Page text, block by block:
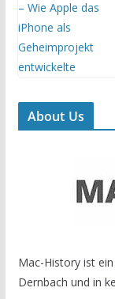
About Us
Mac-History ist
Dernbach und in